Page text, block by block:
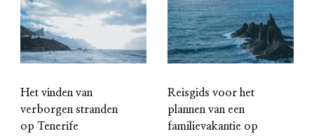
Het vinden van
verborgen stranden
op Tenerife
Reisgids voor het
plannen van een
familievakantie op